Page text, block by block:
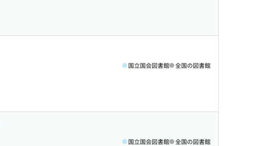
国立国会図書館 全国の図書館
国立国会図書館 全国の図書館